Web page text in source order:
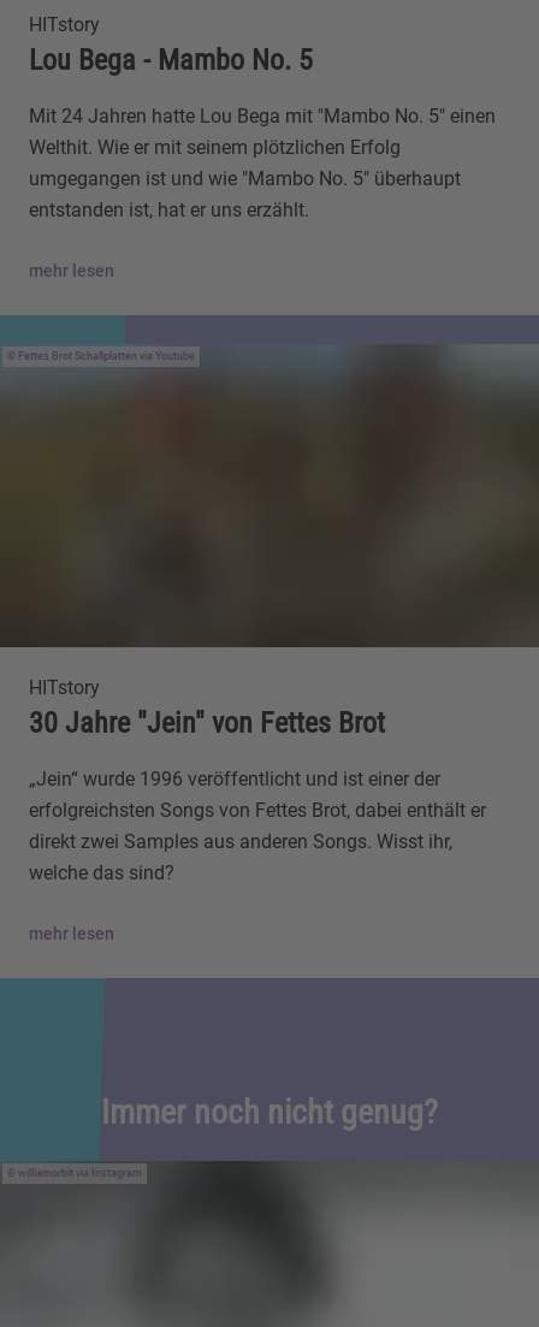
HITstory
Lou Bega - Mambo No. 5
Mit 24 Jahren hatte Lou Bega mit "Mambo No. 5" einen
Welthit. Wie er mit seinem plötzlichen Erfolg
umgegangen ist und wie "Mambo No. 5" überhaupt
entstanden ist, hat er uns erzählt.
mehr lesen
Fettes Brot Schallplatten via Youtube
HITstory
30 Jahre "Jein" von Fettes Brot
„Jein“ wurde 1996 veröffentlicht und ist einer der
erfolgreichsten Songs von Fettes Brot, dabei enthält er
direkt zwei Samples aus anderen Songs. Wisst ihr,
welche das sind?
mehr lesen
Immer noch nicht genug?
williamorbit via Instagram